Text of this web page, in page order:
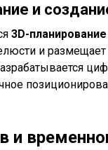
и
3D-планирование
и
и